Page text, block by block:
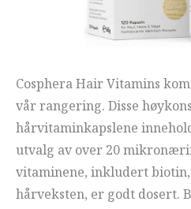
Cosphera Hair Vitamins
vår rangering. Disse
hårvitaminkapslene
utvalg av over 20
vitaminene, inkludert
hårveksten, er godt dosert.